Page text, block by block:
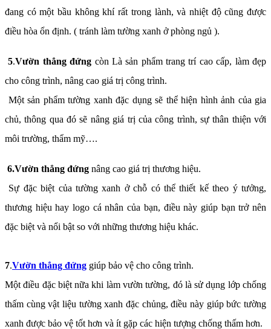
đang có một bầu không khí rất trong lành, và nhiệt độ cũng được
điều hòa ổn định. ( tránh làm tường xanh ở phòng ngủ ).
5.Vườn thẳng đứng còn Là sản phẩm trang trí cao cấp, làm đẹp
cho công trình, nâng cao giá trị công trình.
Một sản phẩm tường xanh đặc dụng sẽ thể hiện hình ảnh của gia
chủ, thông qua đó sẽ nâng giá trị của công trình, sự thân thiện với
môi trường, thẩm mỹ….
6.Vườn thẳng đứng nâng cao giá trị thương hiệu.
Sự đặc biệt của tường xanh ở chỗ có thể thiết kế theo ý tưởng,
thương hiệu hay logo cá nhân của bạn, điều này giúp bạn trở nên
đặc biệt và nổi bật so với những thương hiệu khác.
7.Vườn thẳng đứng giúp bảo vệ cho công trình.
Một điều đặc biệt nữa khi làm vườn tường, đó là sử dụng lớp chống
thấm cùng vật liệu tường xanh đặc chủng, điều này giúp bức tường
xanh được bảo vệ tốt hơn và ít gặp các hiện tượng chống thấm hơn.